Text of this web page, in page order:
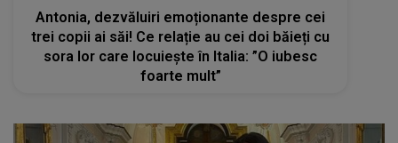
Antonia, dezvăluiri emoționante despre cei
trei copii ai săi! Ce relație au cei doi băieți cu
sora lor care locuiește în Italia: ”O iubesc
foarte mult”